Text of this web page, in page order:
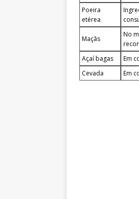
Poeira
etérea
Maçãs
No
Açaí bagas
Em
Cevada
Em